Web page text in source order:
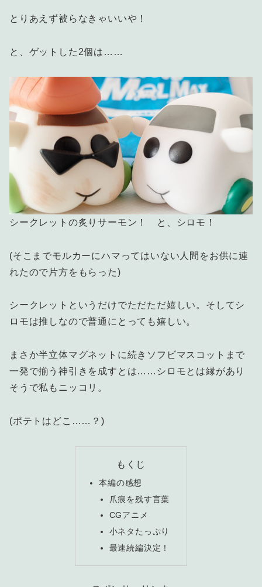
とりあえず被らなきゃいいや！
と、ゲットした2個は……
シークレットの炙りサーモン！ と、シロモ！
(そこまでモルカーにハマってはいない人間をお供に連
れたので片方をもらった)
シークレットというだけでただただ嬉しい。そしてシ
ロモは推しなので普通にとっても嬉しい。
まさか半立体マグネットに続きソフビマスコットまで
一発で揃う神引きを成すとは……シロモとは縁があり
そうで私もニッコリ。
(ポテトはどこ……？)
もくじ
本編の感想
爪痕を残す言葉
CGアニメ
小ネタたっぷり
最速続編決定！